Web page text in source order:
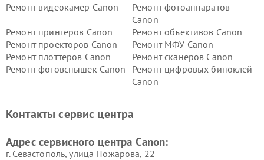
Ремонт видеокамер Canon
Ремонт фотоаппаратов
Canon
Ремонт принтеров Canon
Ремонт объективов Canon
Ремонт проекторов Canon
Ремонт МФУ Canon
Ремонт плоттеров Canon
Ремонт сканеров Canon
Ремонт фотовспышек Canon
Ремонт цифровых биноклей
Canon
Контакты сервис центра
Адрес сервисного центра Canon:
г. Севастополь, улица Пожарова, 22